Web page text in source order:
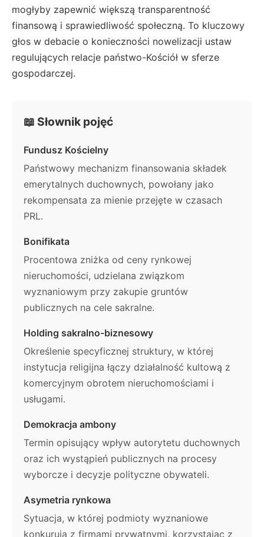
mogłyby zapewnić większą transparentność
finansową i sprawiedliwość społeczną. To kluczowy
głos w debacie o konieczności nowelizacji ustaw
regulujących relacje państwo-Kościół w sferze
gospodarczej.
📖 Słownik pojęć
Fundusz Kościelny
Państwowy mechanizm finansowania składek
emerytalnych duchownych, powołany jako
rekompensata za mienie przejęte w czasach
PRL.
Bonifikata
Procentowa zniżka od ceny rynkowej
nieruchomości, udzielana związkom
wyznaniowym przy zakupie gruntów
publicznych na cele sakralne.
Holding sakralno-biznesowy
Określenie specyficznej struktury, w której
instytucja religijna łączy działalność kultową z
komercyjnym obrotem nieruchomościami i
usługami.
Demokracja ambony
Termin opisujący wpływ autorytetu duchownych
oraz ich wystąpień publicznych na procesy
wyborcze i decyzje polityczne obywateli.
Asymetria rynkowa
Sytuacja, w której podmioty wyznaniowe
konkurują z firmami prywatnymi, korzystając z